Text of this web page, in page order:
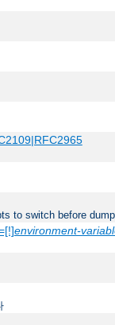
to switch before
environment-